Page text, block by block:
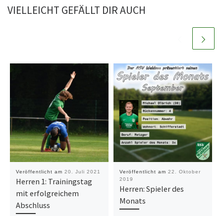
VIELLEICHT GEFÄLLT DIR AUCH
Veröffentlicht am 20. Juli 2021
Herren 1: Trainingstag
mit erfolgreichem
Abschluss
Veröffentlicht am 22. Oktober
2019
Herren: Spieler des
Monats